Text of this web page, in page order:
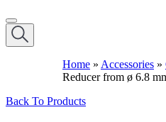
Home » Accessories »
Reducer from ø 6.8
Back To Products